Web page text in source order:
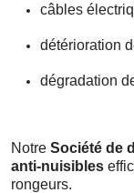
câbles
détérioration
dégradation
Notre Société de
anti-nuisibles
rongeurs.